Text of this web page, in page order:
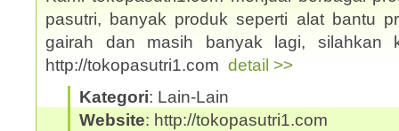
pasutri, banyak produk seperti alat bantu
gairah dan masih banyak lagi, silahkan
http://tokopasutri1.com detail >>
Kategori: Lain-Lain
Website: http://tokopasutri1.com